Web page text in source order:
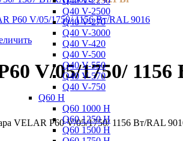
Q40 V-2500
Q40 V-270
Q40 V-3000
Q40 V-420
Q40 V-500
Q40 V-550
Q40 V-570
Q40 V-750
Q60 H
Q60 1000 H
Q60 1250 H
Q60 1500 H
V/05/1750/ 1156
VELAR P60 V/05/1750/ 1156 Bт/RAL